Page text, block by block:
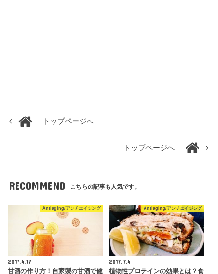
トップページへ
トップページへ
RECOMMEND こちらの記事も人気です。
Antiaging/アンチエイジング
2017.4.17
甘酒の作り方！自家製の甘酒で健
Antiaging/アンチエイジング
2017.7.4
植物性プロテインの効果とは？食